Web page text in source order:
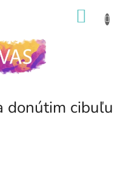
donútim cibuľu